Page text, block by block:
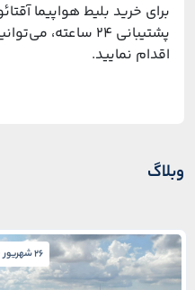
برای خرید بلیط هواپیما
پشتیبانی ۲۴
اقدام نمایید.
وبلاگ
26 شهریور 1404